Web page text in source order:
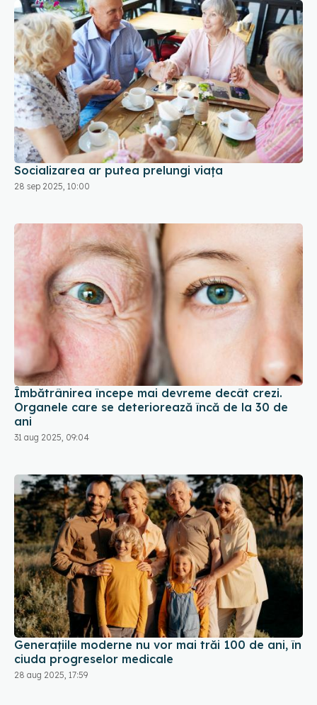
Socializarea ar putea prelungi viața
28 sep 2025, 10:00
Îmbătrânirea începe mai devreme decât crezi.
Organele care se deteriorează încă de la 30 de
ani
31 aug 2025, 09:04
Generațiile moderne nu vor mai trăi 100 de ani, în
ciuda progreselor medicale
28 aug 2025, 17:59